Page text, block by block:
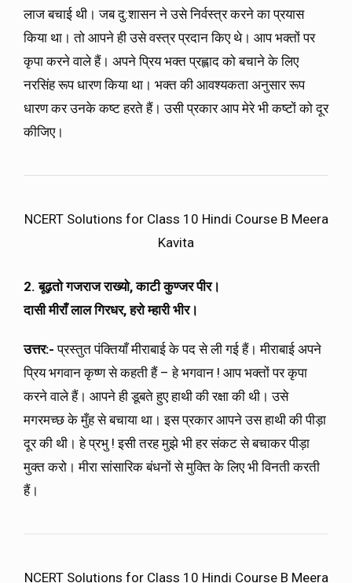
लाज बचाई थी। जब दु:शासन ने उसे निर्वस्त्र करने का प्रयास
किया था। तो आपने ही उसे वस्त्र प्रदान किए थे। आप भक्तों पर
कृपा करने वाले हैं। अपने प्रिय भक्त प्रह्लाद को बचाने के लिए
नरसिंह रूप धारण किया था। भक्त की आवश्यकता अनुसार रूप
धारण कर उनके कष्ट हरते हैं। उसी प्रकार आप मेरे भी कष्टों को दूर
कीजिए।
NCERT Solutions for Class 10 Hindi Course B Meera
Kavita
2. बूढ़तो गजराज राख्यो, काटी कुण्जर पीर।
दासी मीराँ लाल गिरधर, हरो म्हारी भीर।
उत्तर:-प्रस्तुत पंक्तियाँ मीराबाई के पद से ली गई हैं। मीराबाई अपने
प्रिय भगवान कृष्ण से कहती हैं – हे भगवान ! आप भक्तों पर कृपा
करने वाले हैं। आपने ही डूबते हुए हाथी की रक्षा की थी। उसे
मगरमच्छ के मुँह से बचाया था। इस प्रकार आपने उस हाथी की पीड़ा
दूर की थी। हे प्रभु ! इसी तरह मुझे भी हर संकट से बचाकर पीड़ा
मुक्त करो। मीरा सांसारिक बंधनों से मुक्ति के लिए भी विनती करती
हैं।
NCERT Solutions for Class 10 Hindi Course B Meera